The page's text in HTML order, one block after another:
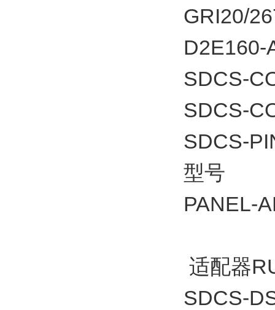
GRI20/
D2E160-
SDCS-
SDCS-
SDCS-
型号
PANEL-
适配器
SDCS-